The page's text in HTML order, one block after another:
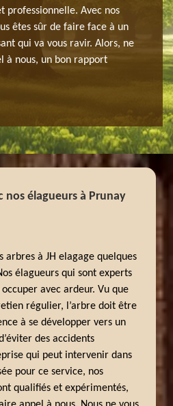
professionnelle. Avec nos
êtes sûr de faire face à un
qui va vous ravir. Alors, ne
à nous, un bon rapport
que
nos élagueurs à Prunay
arbres à JH elagage quelques
élagueurs qui sont experts
avec ardeur. Vu que
régulier, l’arbre doit être
à se développer vers un
des accidents
qui peut intervenir dans
pour ce service, nos
qualifiés et expérimentés,